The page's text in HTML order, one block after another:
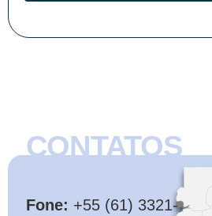
CONTATOS
Fone: +55 (61) 3321-